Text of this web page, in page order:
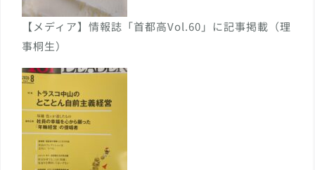
【メディア】情報誌「首都高Vol.60」に記事掲載（理
事桐生）